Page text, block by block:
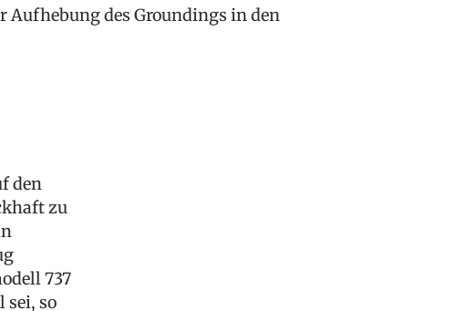
Aufhebung des Groundings in den
den
zu
737
sei, so